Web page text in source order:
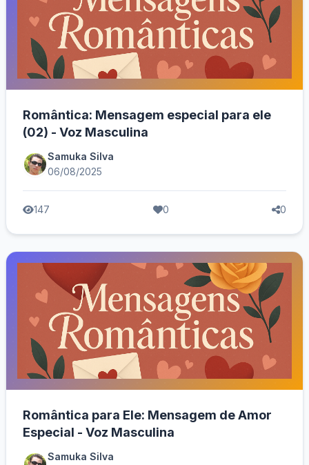
Romântica: Mensagem especial para ele
(02) - Voz Masculina
Samuka Silva
06/08/2025
147 0 0
Romântica para Ele: Mensagem de Amor
Especial - Voz Masculina
Samuka Silva